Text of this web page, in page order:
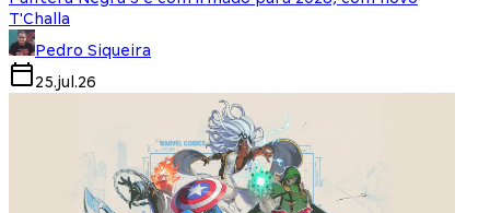
T'Challa
Pedro Siqueira
25.jul.26